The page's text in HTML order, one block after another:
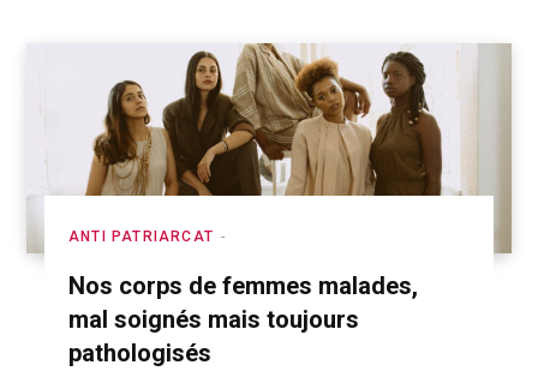
ANTI PATRIARCAT
Nos corps de femmes malades,
mal soignés mais toujours
pathologisés